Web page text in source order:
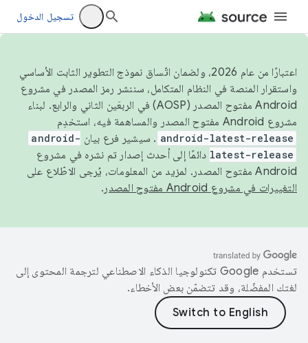
تسجيل الدخول
اعتبارًا من عام 2026، ولضمان اتّساق نموذج التطوير الثابت الأساسي
واستقرار المنصة في النظام المتكامل، سننشر رمز المصدر في مشروع
Android مفتوح المصدر (AOSP) في الربعَين الثاني والرابع. لبناء
مشروع Android مفتوح المصدر والمساهمة فيه، استخدِم
android-latest-release . سيشير فرع بيان android-
latest-release دائمًا إلى أحدث إصدار تم نشره في مشروع
Android مفتوح المصدر. لمزيد من المعلومات، يُرجى الاطّلاع على
التغييرات في مشروع Android مفتوح المصدر
.
تستخدم Google تكنولوجيا الذكاء الاصطناعي لترجمة المحتوى إلى
لغتك المفضّلة، وقد تتضمّن بعض الأخطاء.